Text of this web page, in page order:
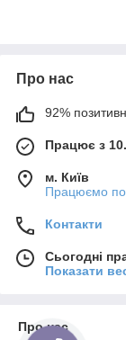
Безкоштовна
виконану
Про нас
92%
Працює з
м. Київ
Працюємо по
Контакти
Сьогодні
Показати
Про нас